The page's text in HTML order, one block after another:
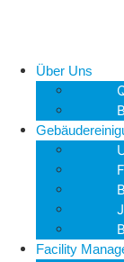
Über Uns
Facility